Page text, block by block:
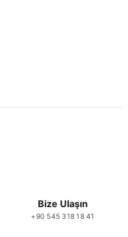
Bize Ulaşın
+90 545 318 18 41